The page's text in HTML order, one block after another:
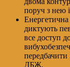
поруч з нею
Енергетична
диктують
все доступ
передбачити
ДБЖ.